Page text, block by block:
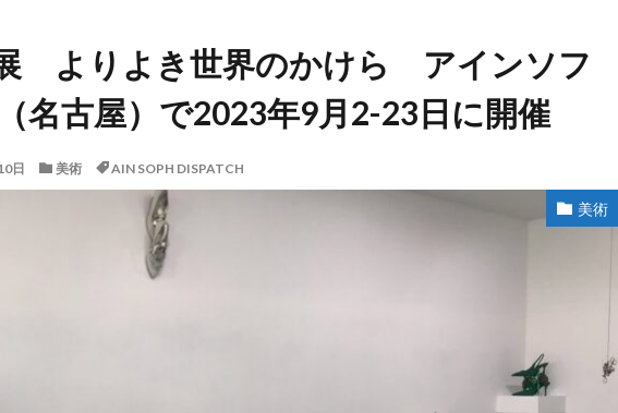
よりよき世界のかけら アインソフ
名古屋）で2023年9月2-23日に開催
日 美術 AIN SOPH DISPATCH
美術